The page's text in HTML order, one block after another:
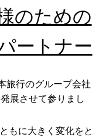
のための
ートナー
旅行のグループ会社
展させて参りまし
もに大きく変化をと